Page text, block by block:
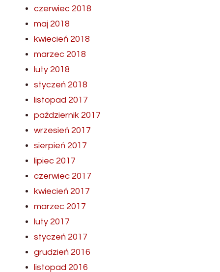
czerwiec 2018
maj 2018
kwiecień 2018
marzec 2018
luty 2018
styczeń 2018
listopad 2017
październik 2017
wrzesień 2017
sierpień 2017
lipiec 2017
czerwiec 2017
kwiecień 2017
marzec 2017
luty 2017
styczeń 2017
grudzień 2016
listopad 2016